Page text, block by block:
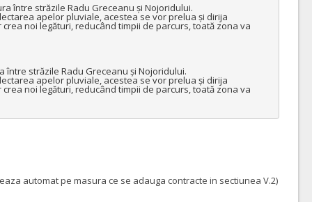
între străzile Radu Greceanu și Nojoridului.
apelor pluviale, acestea se vor prelua și dirija
noi legături, reducând timpii de parcurs, toată zona va
străzile Radu Greceanu și Nojoridului.
apelor pluviale, acestea se vor prelua și dirija
noi legături, reducând timpii de parcurs, toată zona va
automat pe masura ce se adauga contracte in sectiunea V.2)